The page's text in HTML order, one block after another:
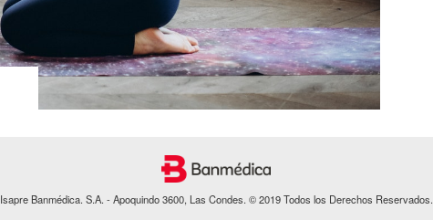
Isapre Banmédica. S.A. - Apoquindo 3600, Las Condes. © 2019 Todos los Derechos Reservados.